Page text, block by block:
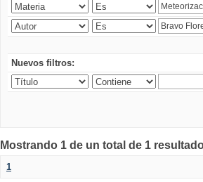
Nuevos filtros:
Mostrando 1 de un total de 1
1